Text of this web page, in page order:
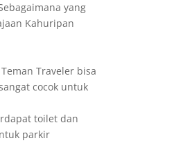
yang
Kahuripan
Traveler bisa
cocok untuk
toilet dan
parkir